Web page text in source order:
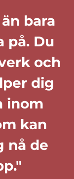
bara
på. Du
och
dig
inom
kan
nå de